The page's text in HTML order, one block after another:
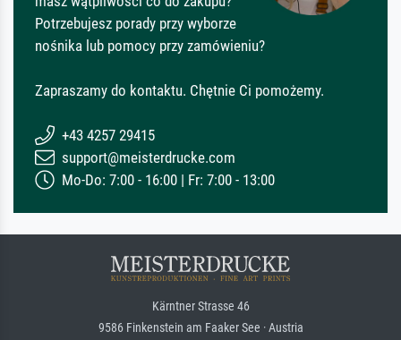
Potrzebujesz porady przy wyborze
nośnika lub pomocy przy zamówieniu?
Zapraszamy do kontaktu. Chętnie Ci pomożemy.
+43 4257 29415
support@meisterdrucke.com
Mo-Do: 7:00 - 16:00 | Fr: 7:00 - 13:00
Kärntner Strasse 46
9586 Finkenstein am Faaker See · Austria